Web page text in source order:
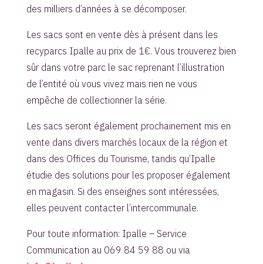
des milliers d’années à se décomposer.
Les sacs sont en vente dès à présent dans les
recyparcs Ipalle au prix de 1€. Vous trouverez bien
sûr dans votre parc le sac reprenant l’illustration
de l’entité où vous vivez mais rien ne vous
empêche de collectionner la série.
Les sacs seront également prochainement mis en
vente dans divers marchés locaux de la région et
dans des Offices du Tourisme, tandis qu’Ipalle
étudie des solutions pour les proposer également
en magasin. Si des enseignes sont intéressées,
elles peuvent contacter l’intercommunale.
Pour toute information: Ipalle – Service
Communication au 069 84 59 88 ou via